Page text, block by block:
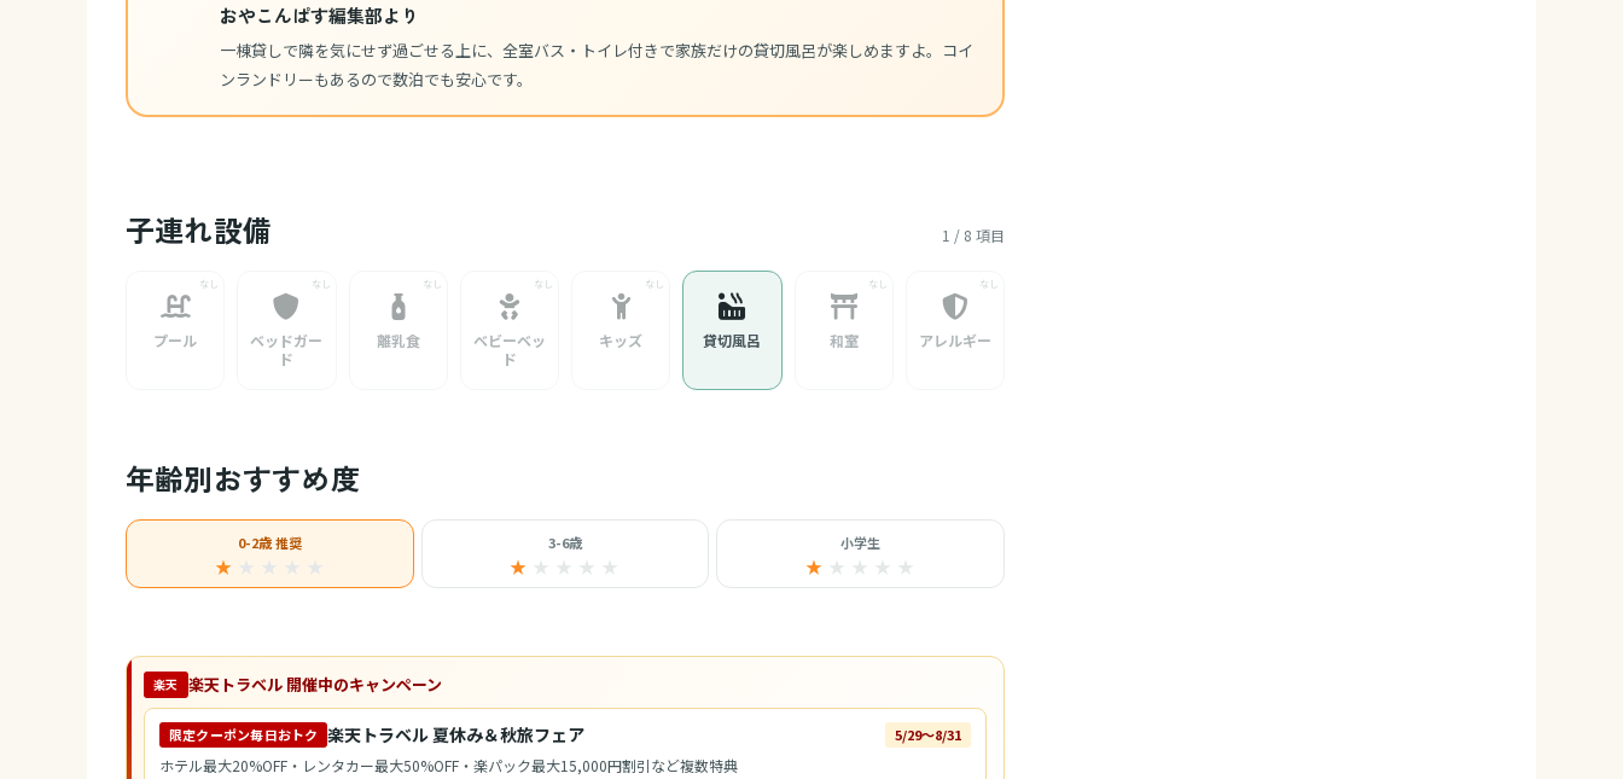
おやこんぱす編集部より
一棟貸しで隣を気にせず過ごせる上に、全室バス・トイレ付きで家族だけの貸切風呂が楽しめますよ。コイ
ンランドリーもあるので数泊でも安心です。
子連れ設備 1 / 8 項目
プール
ベッドガー
ド
離乳食
ベビーベッ
ド
キッズ 貸切風呂 和室 アレルギー
年齢別おすすめ度
0-2歳 推奨
★ ★ ★ ★ ★
3-6歳
★ ★ ★ ★ ★
小学生
★ ★ ★ ★ ★
楽天 楽天トラベル 開催中のキャンペーン
限定クーポン毎日おトク 楽天トラベル 夏休み＆秋旅フェア 5/29〜8/31
ホテル最大20%OFF・レンタカー最大50%OFF・楽パック最大15,000円割引など複数特典